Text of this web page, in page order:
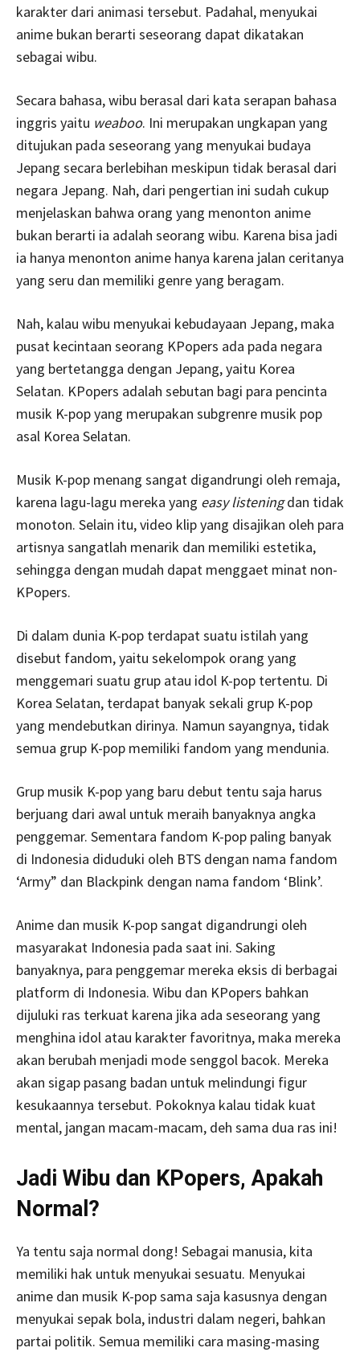
karakter dari animasi tersebut. Padahal, menyukai
anime bukan berarti seseorang dapat dikatakan
sebagai wibu.
Secara bahasa, wibu berasal dari kata serapan bahasa
inggris yaitu weaboo. Ini merupakan ungkapan yang
ditujukan pada seseorang yang menyukai budaya
Jepang secara berlebihan meskipun tidak berasal dari
negara Jepang. Nah, dari pengertian ini sudah cukup
menjelaskan bahwa orang yang menonton anime
bukan berarti ia adalah seorang wibu. Karena bisa jadi
ia hanya menonton anime hanya karena jalan ceritanya
yang seru dan memiliki genre yang beragam.
Nah, kalau wibu menyukai kebudayaan Jepang, maka
pusat kecintaan seorang KPopers ada pada negara
yang bertetangga dengan Jepang, yaitu Korea
Selatan. KPopers adalah sebutan bagi para pencinta
musik K-pop yang merupakan subgrenre musik pop
asal Korea Selatan.
Musik K-pop menang sangat digandrungi oleh remaja,
karena lagu-lagu mereka yang easy listeningdan tidak
monoton. Selain itu, video klip yang disajikan oleh para
artisnya sangatlah menarik dan memiliki estetika,
sehingga dengan mudah dapat menggaet minat non-
KPopers.
Di dalam dunia K-pop terdapat suatu istilah yang
disebut fandom, yaitu sekelompok orang yang
menggemari suatu grup atau idol K-pop tertentu. Di
Korea Selatan, terdapat banyak sekali grup K-pop
yang mendebutkan dirinya. Namun sayangnya, tidak
semua grup K-pop memiliki fandom yang mendunia.
Grup musik K-pop yang baru debut tentu saja harus
berjuang dari awal untuk meraih banyaknya angka
penggemar. Sementara fandom K-pop paling banyak
di Indonesia diduduki oleh BTS dengan nama fandom
‘Army” dan Blackpink dengan nama fandom ‘Blink’.
Anime dan musik K-pop sangat digandrungi oleh
masyarakat Indonesia pada saat ini. Saking
banyaknya, para penggemar mereka eksis di berbagai
platform di Indonesia. Wibu dan KPopers bahkan
dijuluki ras terkuat karena jika ada seseorang yang
menghina idol atau karakter favoritnya, maka mereka
akan berubah menjadi mode senggol bacok. Mereka
akan sigap pasang badan untuk melindungi figur
kesukaannya tersebut. Pokoknya kalau tidak kuat
mental, jangan macam-macam, deh sama dua ras ini!
Jadi Wibu dan KPopers, Apakah
Normal?
Ya tentu saja normal dong! Sebagai manusia, kita
memiliki hak untuk menyukai sesuatu. Menyukai
anime dan musik K-pop sama saja kasusnya dengan
menyukai sepak bola, industri dalam negeri, bahkan
partai politik. Semua memiliki cara masing-masing